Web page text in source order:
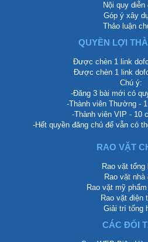
Nội quy diễn
Góp ý xây
Thảo luận
QUYỀN LỢI
Được chèn 1 link
Được chèn 1 link
Chú ý:
-Đăng 3 bài mới có
-Thành viên Thường -
-Thành viên VIP - 10
-Hết quyền đăng chủ để vẫn có
RAO VẶT
Rao vặt tổng
Rao vặt nhà
Rao vặt mỹ
Rao vặt điện
Giải trí tổng
CÁC ĐỐI